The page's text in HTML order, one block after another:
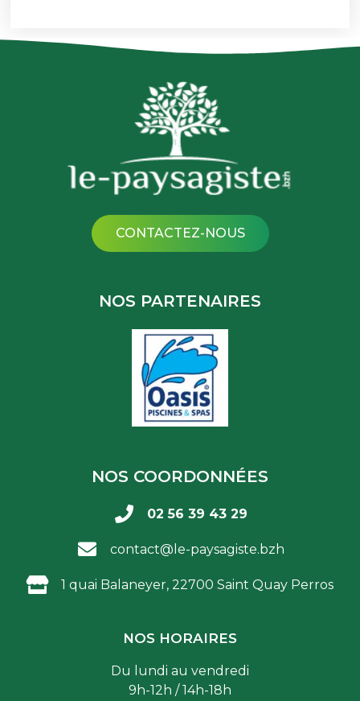
CONTACTEZ-NOUS
NOS PARTENAIRES
NOS COORDONNÉES
02 56 39 43 29
contact@le-paysagiste.bzh
1 quai Balaneyer, 22700 Saint Quay Perros
NOS HORAIRES
Du lundi au vendredi
9h-12h / 14h-18h